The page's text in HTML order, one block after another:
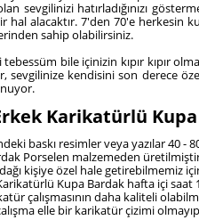
sevgilinizi hatırladığınızı
hal alacaktır. 7'den 70'e herkesin
sahip olabilirsiniz.
bile içinizin kıpır kıpır
sevgilinize kendisini son derece
Karikatürlü
baskı resimler veya yazılar 40 -
Porselen malzemeden
kişiye özel hale getirebilmemiz
Kupa Bardak hafta içi
çalışmasının daha kaliteli
elle bir karikatür çizimi